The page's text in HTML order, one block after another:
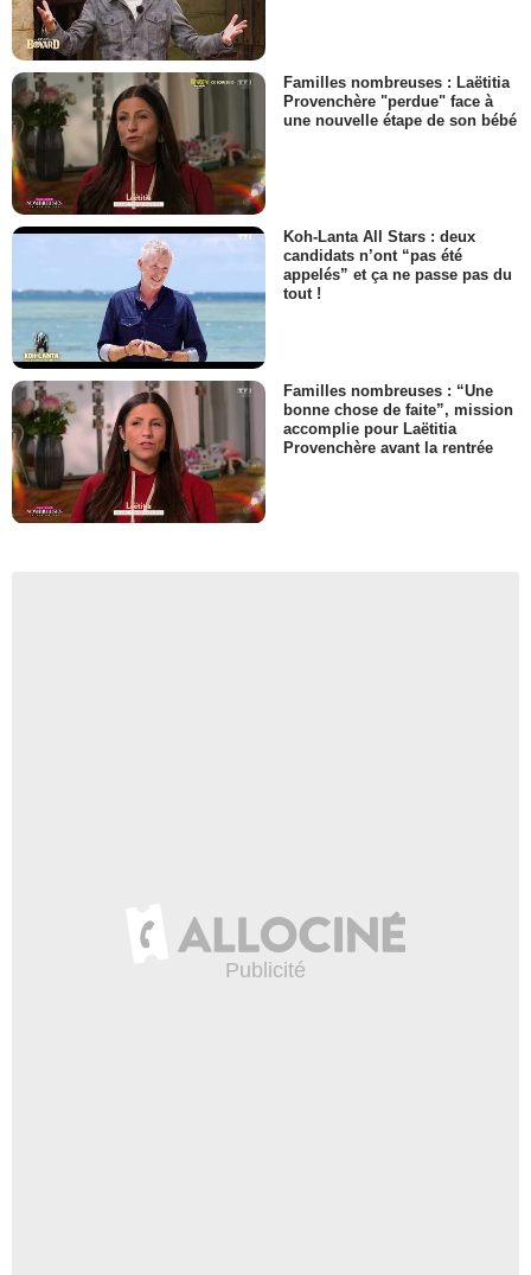
Familles nombreuses : Laëtitia
Provenchère "perdue" face à
une nouvelle étape de son bébé
Koh-Lanta All Stars : deux
candidats n’ont “pas été
appelés” et ça ne passe pas du
tout !
Familles nombreuses : “Une
bonne chose de faite”, mission
accomplie pour Laëtitia
Provenchère avant la rentrée